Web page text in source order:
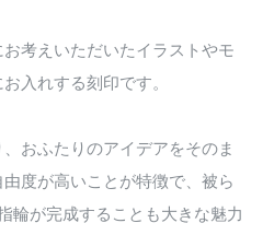
考えいただいたイラストやモ
入れする刻印です。
おふたりのアイデアをそのま
度が高いことが特徴で、被ら
輪が完成することも大きな魅力